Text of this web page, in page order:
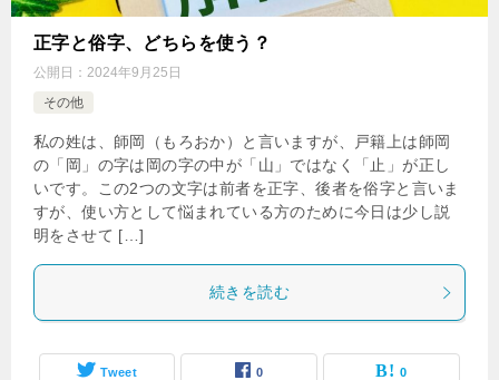
正字と俗字、どちらを使う？
公開日： 2024年9月25日
その他
私の姓は、師岡（もろおか）と言いますが、戸籍上は師岡
の「岡」の字は岡の字の中が「山」ではなく「止」が正し
いです。この2つの文字は前者を正字、後者を俗字と言いま
すが、使い方として悩まれている方のために今日は少し説
明をさせて […]
続きを読む
Tweet 0 0